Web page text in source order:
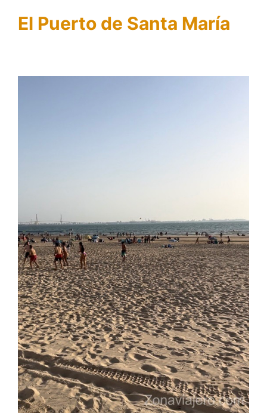
El Puerto de Santa María